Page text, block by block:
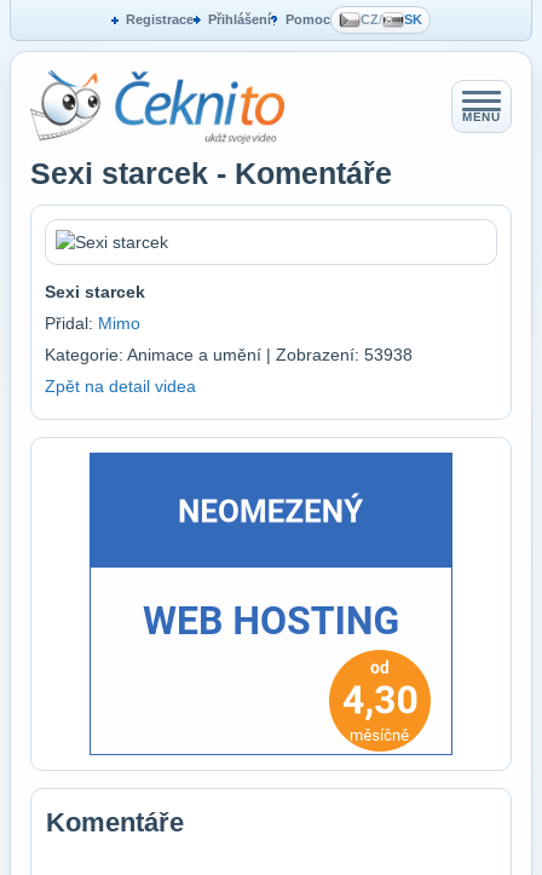
Registrace Přihlášení Pomoc CZ/ SK
MENU
Sexi starcek - Komentáře
Sexi starcek
Přidal: Mimo
Kategorie: Animace a umění | Zobrazení: 53938
Zpět na detail videa
Komentáře